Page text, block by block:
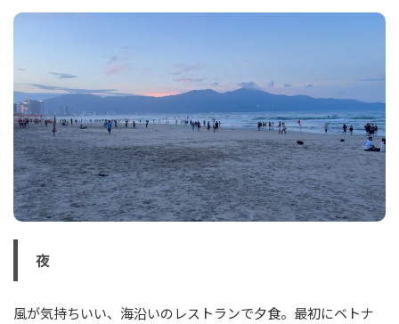
夜
風が気持ちいい、海沿いのレストランで夕食。最初にベトナ